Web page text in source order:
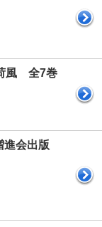
風 全7巻
会出版